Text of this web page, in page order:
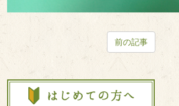
前の記事